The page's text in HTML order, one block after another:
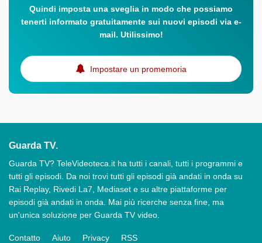
Quindi imposta una sveglia in modo che possiamo
tenerti informato gratuitamente sui nuovi episodi via e-
mail. Utilissimo!
Impostare un promemoria
Guarda TV.
Guarda TV? TeleVideoteca.it ha tutti i canali, tutti i programmi e
tutti gli episodi. Da noi trovi tutti gli episodi già andati in onda su
Rai Replay, Rivedi La7, Mediaset e su altre piattaforme per
episodi già andati in onda. Mai più ricerche senza fine, ma
un'unica soluzione per Guarda TV video.
Contatto Aiuto Privacy RSS